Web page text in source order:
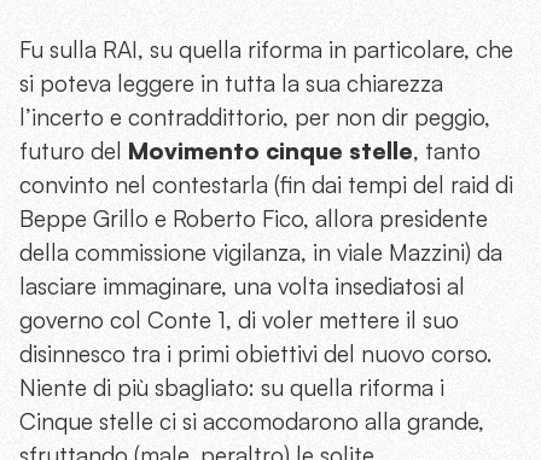
Fu sulla RAI, su quella riforma in particolare, che
si poteva leggere in tutta la sua chiarezza
l’incerto e contraddittorio, per non dir peggio,
futuro del Movimento cinque stelle, tanto
convinto nel contestarla (fin dai tempi del raid di
Beppe Grillo e Roberto Fico, allora presidente
della commissione vigilanza, in viale Mazzini) da
lasciare immaginare, una volta insediatosi al
governo col Conte 1, di voler mettere il suo
disinnesco tra i primi obiettivi del nuovo corso.
Niente di più sbagliato: su quella riforma i
Cinque stelle ci si accomodarono alla grande,